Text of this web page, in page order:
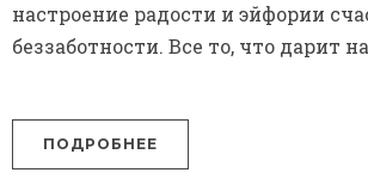
настроение радости и эйфории
беззаботности. Все то, что дарит
ПОДРОБНЕЕ